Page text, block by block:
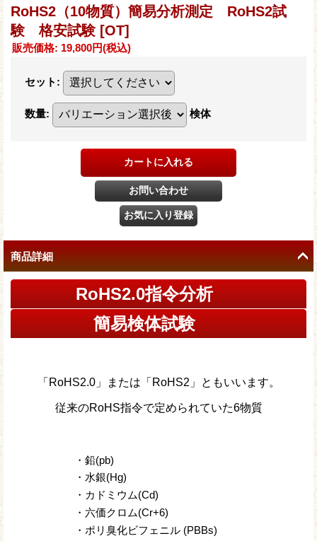
RoHS2（10物質）簡易分析測定 RoHS2試
験 格安試験 [OT]
販売価格: 19,800円(税込)
セット :
数量: 検体
商品詳細
RoHS2.0指令分析
簡易検体試験
「RoHS2.0」または「RoHS2」ともいいます。
従来のRoHS指令で定められていた6物質
・鉛(pb)
・水銀(Hg)
・カドミウム(Cd)
・六価クロム(Cr+6)
・ポリ臭化ビフェニル (PBBs)